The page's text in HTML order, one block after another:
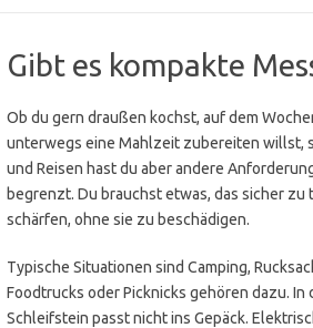
Gibt es kompakte
Ob du gern draußen kochst, auf dem
unterwegs eine Mahlzeit zubereiten willst,
und Reisen hast du aber andere
begrenzt. Du brauchst etwas, das sicher
schärfen, ohne sie zu beschädigen.
Typische Situationen sind Camping,
Foodtrucks oder Picknicks gehören dazu.
Schleifstein passt nicht ins Gepäck.